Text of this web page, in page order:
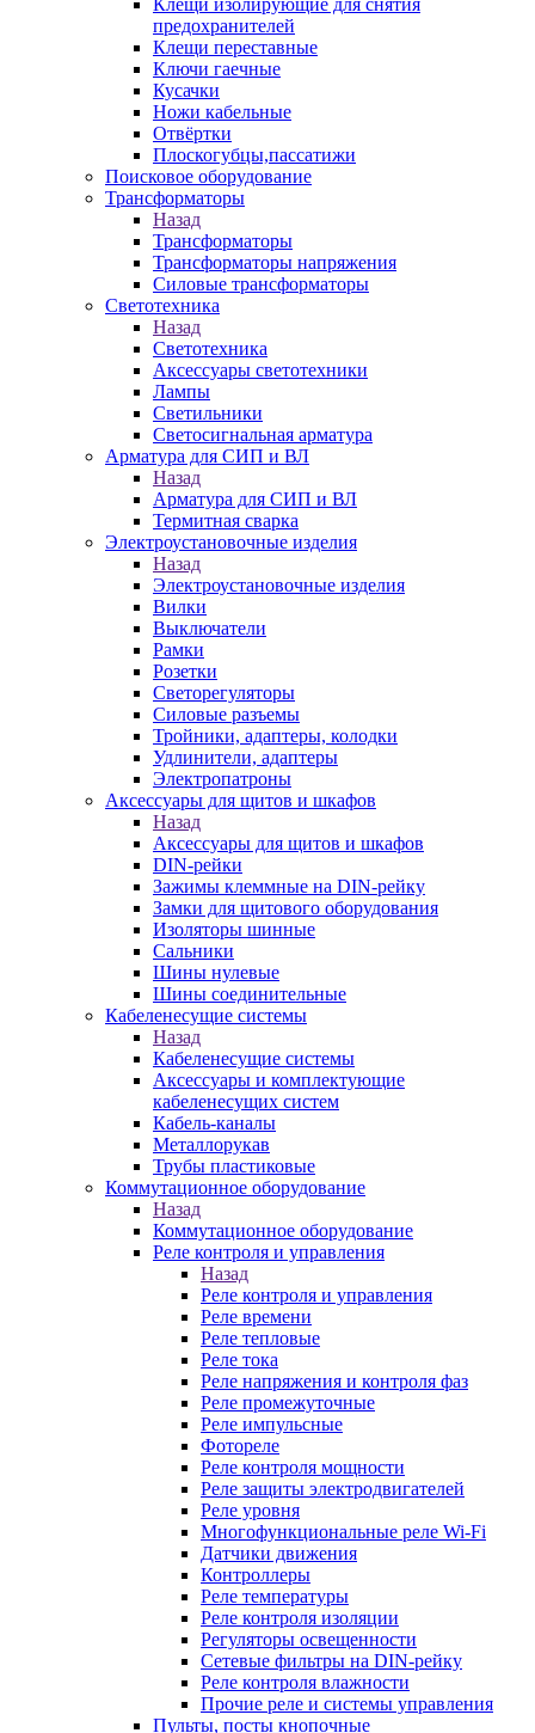
Клещи изолирующие для снятия
предохранителей
Клещи переставные
Ключи гаечные
Кусачки
Ножи кабельные
Отвёртки
Плоскогубцы,пассатижи
Поисковое оборудование
Трансформаторы
Назад
Трансформаторы
Трансформаторы напряжения
Силовые трансформаторы
Светотехника
Назад
Светотехника
Аксессуары светотехники
Лампы
Светильники
Светосигнальная арматура
Арматура для СИП и ВЛ
Назад
Арматура для СИП и ВЛ
Термитная сварка
Электроустановочные изделия
Назад
Электроустановочные изделия
Вилки
Выключатели
Рамки
Розетки
Светорегуляторы
Силовые разъемы
Тройники, адаптеры, колодки
Удлинители, адаптеры
Электропатроны
Аксессуары для щитов и шкафов
Назад
Аксессуары для щитов и шкафов
DIN-рейки
Зажимы клеммные на DIN-рейку
Замки для щитового оборудования
Изоляторы шинные
Сальники
Шины нулевые
Шины соединительные
Кабеленесущие системы
Назад
Кабеленесущие системы
Аксессуары и комплектующие
кабеленесущих систем
Кабель-каналы
Металлорукав
Трубы пластиковые
Коммутационное оборудование
Назад
Коммутационное оборудование
Реле контроля и управления
Назад
Реле контроля и управления
Реле времени
Реле тепловые
Реле тока
Реле напряжения и контроля фаз
Реле промежуточные
Реле импульсные
Фотореле
Реле контроля мощности
Реле защиты электродвигателей
Реле уровня
Многофункциональные реле Wi-Fi
Датчики движения
Контроллеры
Реле температуры
Реле контроля изоляции
Регуляторы освещенности
Сетевые фильтры на DIN-рейку
Реле контроля влажности
Прочие реле и системы управления
Пульты, посты кнопочные